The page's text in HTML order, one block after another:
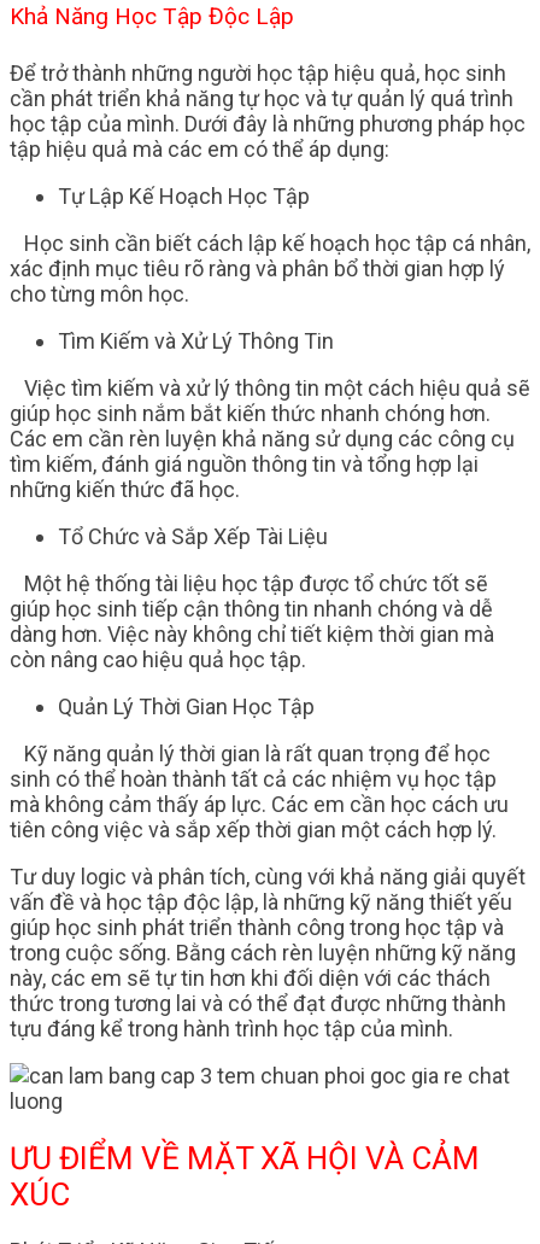
Khả Năng Học Tập Độc Lập
Để trở thành những người học tập hiệu quả, học sinh
cần phát triển khả năng tự học và tự quản lý quá trình
học tập của mình. Dưới đây là những phương pháp học
tập hiệu quả mà các em có thể áp dụng:
Tự Lập Kế Hoạch Học Tập
Học sinh cần biết cách lập kế hoạch học tập cá nhân,
xác định mục tiêu rõ ràng và phân bổ thời gian hợp lý
cho từng môn học.
Tìm Kiếm và Xử Lý Thông Tin
Việc tìm kiếm và xử lý thông tin một cách hiệu quả sẽ
giúp học sinh nắm bắt kiến thức nhanh chóng hơn.
Các em cần rèn luyện khả năng sử dụng các công cụ
tìm kiếm, đánh giá nguồn thông tin và tổng hợp lại
những kiến thức đã học.
Tổ Chức và Sắp Xếp Tài Liệu
Một hệ thống tài liệu học tập được tổ chức tốt sẽ
giúp học sinh tiếp cận thông tin nhanh chóng và dễ
dàng hơn. Việc này không chỉ tiết kiệm thời gian mà
còn nâng cao hiệu quả học tập.
Quản Lý Thời Gian Học Tập
Kỹ năng quản lý thời gian là rất quan trọng để học
sinh có thể hoàn thành tất cả các nhiệm vụ học tập
mà không cảm thấy áp lực. Các em cần học cách ưu
tiên công việc và sắp xếp thời gian một cách hợp lý.
Tư duy logic và phân tích, cùng với khả năng giải quyết
vấn đề và học tập độc lập, là những kỹ năng thiết yếu
giúp học sinh phát triển thành công trong học tập và
trong cuộc sống. Bằng cách rèn luyện những kỹ năng
này, các em sẽ tự tin hơn khi đối diện với các thách
thức trong tương lai và có thể đạt được những thành
tựu đáng kể trong hành trình học tập của mình.
ƯU ĐIỂM VỀ MẶT XÃ HỘI VÀ CẢM
XÚC